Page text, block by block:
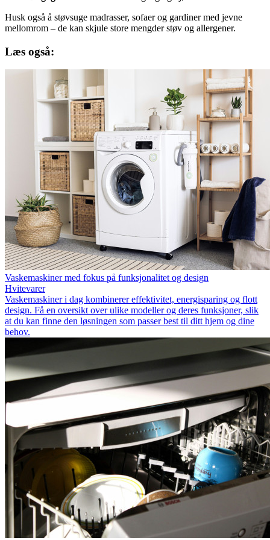
Husk også å støvsuge madrasser, sofaer og gardiner med jevne
mellomrom – de kan skjule store mengder støv og allergener.
Læs også:
Vaskemaskiner med fokus på funksjonalitet og design
Hvitevarer
Vaskemaskiner i dag kombinerer effektivitet, energisparing og flott
design. Få en oversikt over ulike modeller og deres funksjoner, slik
at du kan finne den løsningen som passer best til ditt hjem og dine
behov.